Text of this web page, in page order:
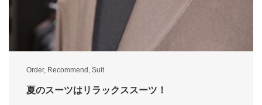
Order, Recommend , Suit
夏のスーツはリラックススーツ！